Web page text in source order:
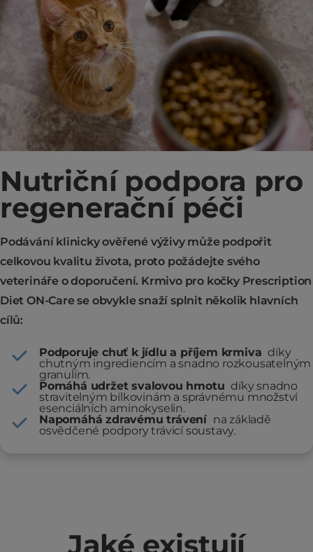
Nutriční podpora pro
regenerační péči
Podávání klinicky ověřené výživy může podpořit
celkovou kvalitu života, proto požádejte svého
veterináře o doporučení. Krmivo pro kočky Prescription
Diet ON-Care se obvykle snaží splnit několik hlavních
cílů:
Podporuje chuť k jídlu a příjem krmiva díky
chutným ingrediencím a snadno rozkousatelným
granulím.
Pomáhá udržet svalovou hmotu díky snadno
stravitelným bílkovinám a správnému množství
esenciálních aminokyselin.
Napomáhá zdravému trávení na základě
osvědčené podpory trávicí soustavy.
Jaké existují